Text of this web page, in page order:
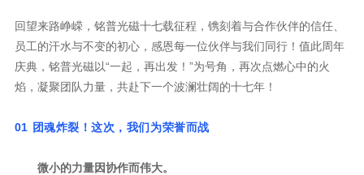
焰，凝聚团队力量，共赴下一个波澜壮阔的十七年！
01 团魂炸裂！这次，我们为荣誉而战
微小的力量因协作而伟大。